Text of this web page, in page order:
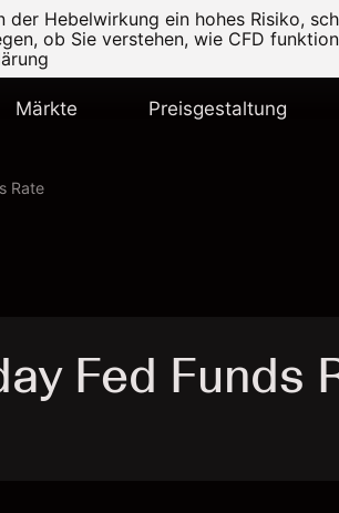
Hebelwirkung ein hohes Risiko,
ob Sie verstehen, wie CFD
Märkte Preisgestaltung
Rate
Fed Funds